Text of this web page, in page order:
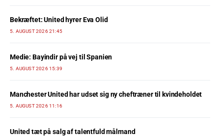
Bekræftet: United hyrer Eva Olid
5. AUGUST 2026 21:45
Medie: Bayindir på vej til Spanien
5. AUGUST 2026 15:39
Manchester United har udset sig ny cheftræner til kvindeholdet
5. AUGUST 2026 11:16
United tæt på salg af talentfuld målmand